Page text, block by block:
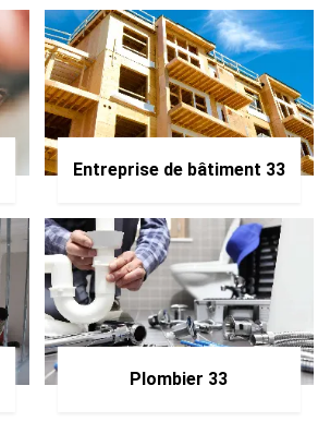
Entreprise de bâtiment 33
Plombier 33